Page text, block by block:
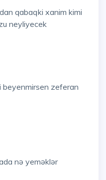
qabaqki xanim kimi
neyliyecek
zeferan
nə yeməklər